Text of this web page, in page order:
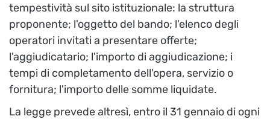
tempestività sul sito istituzionale: la struttura
proponente; l'oggetto del bando; l'elenco degli
operatori invitati a presentare offerte;
l'aggiudicatario; l'importo di aggiudicazione; i
tempi di completamento dell'opera, servizio o
fornitura; l'importo delle somme liquidate.
La legge prevede altresì, entro il 31 gennaio di ogni